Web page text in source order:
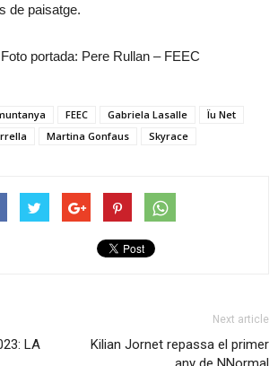
de paisatge.
portada: Pere Rullan – FEEC
FEEC Gabriela Lasalle
Ïu Net
Martina Gonfaus Skyrace
LA
Next article
Kilian Jornet repassa el primer